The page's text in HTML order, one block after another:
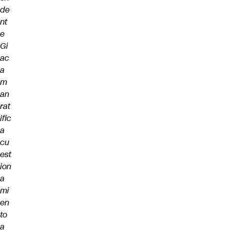
de
nt
e
Gi
ac
a
m
an
rat
ific
a
cu
est
ion
a
mi
en
to
a